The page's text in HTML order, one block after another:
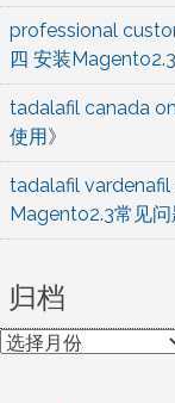
professional
四 安装
tadalafil canada
使用》
tadalafil vardenafil
Magento2.3常见
归档
归